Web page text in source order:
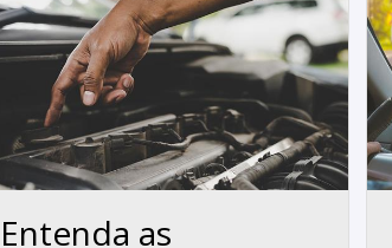
Entenda as